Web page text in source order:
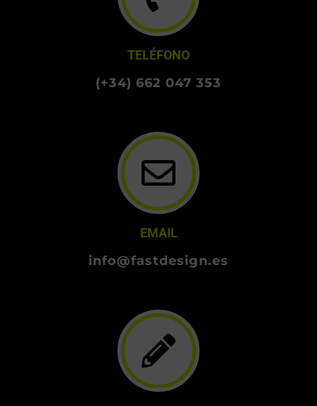
TELÉFONO
(+34) 662 047 353
EMAIL
info@fastdesign.es